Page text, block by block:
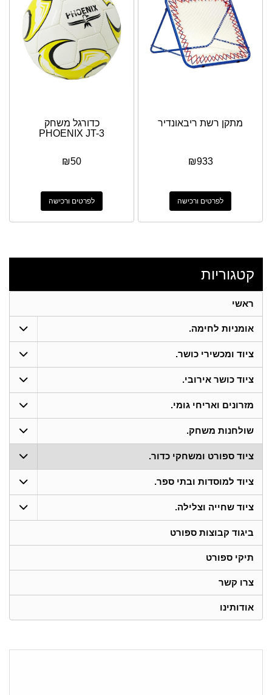
מתקן רשת ריבאונדיר
₪933
לפרטים ורכישה
כדורגל משחק
PHOENIX JT-3
₪50
לפרטים ורכישה
קטגוריות
ראשי
אומניות לחימה.
ציוד ומכשירי כושר.
ציוד כושר אירובי.
מזרונים ואריחי גומי.
שולחנות משחק.
ציוד ספורט ומשחקי כדור.
ציוד למוסדות ובתי ספר.
ציוד שחייה וצלילה.
ביגוד קבוצות ספורט
תיקי ספורט
צרו קשר
אודותינו